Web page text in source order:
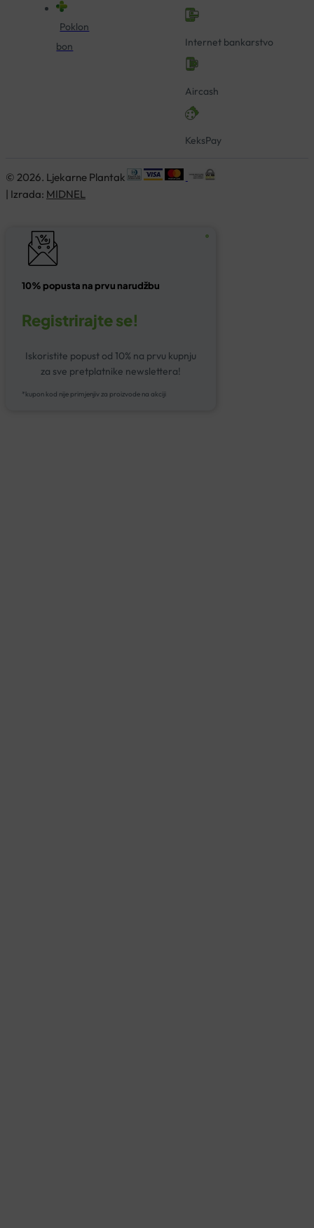
Poklon
bon
Internet bankarstvo
Aircash
KeksPay
© 2026. Ljekarne Plantak
| Izrada: MIDNEL
10% popusta na prvu narudžbu
Registrirajte se!
Iskoristite popust od 10% na prvu kupnju
za sve pretplatnike newslettera!
*kupon kod nije primjenjiv za proizvode na akciji